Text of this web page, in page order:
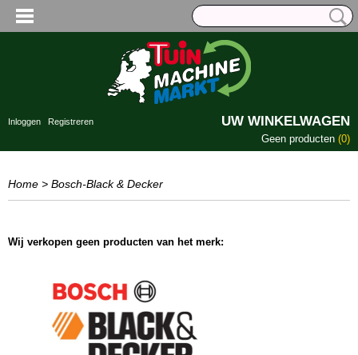
Inloggen Registreren UW WINKELWAGEN
Geen producten (0)
Home > Bosch-Black & Decker
Wij verkopen geen producten van het merk: